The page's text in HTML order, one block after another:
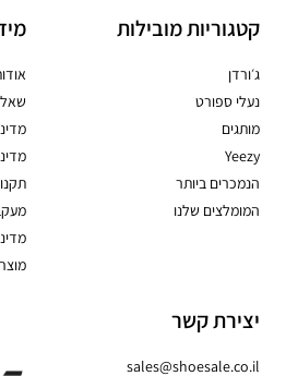
קטגוריות מובילות
ג׳ורדן
נעלי ספורט
מותגים
Yeezy
הנמכרים ביותר
המומלצים שלנו
יצירת קשר
sales@shoesale.co.il